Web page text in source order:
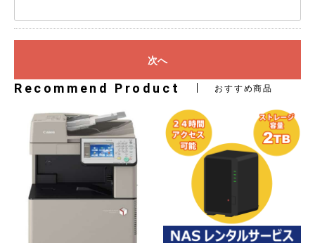
次へ
Recommend Product おすすめ商品